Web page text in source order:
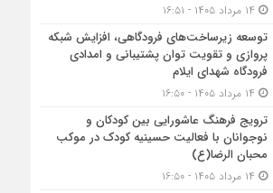
توسعه زیرساخت‌های فرودگاهی، افزایش شبکه
پروازی و تقویت توان پشتیبانی و امدادی
فرودگاه شهدای ایلام
ترویج فرهنگ عاشورایی بین کودکان و
نوجوانان با فعالیت حسینیه کودک در موکب
محبان الرضا(ع)